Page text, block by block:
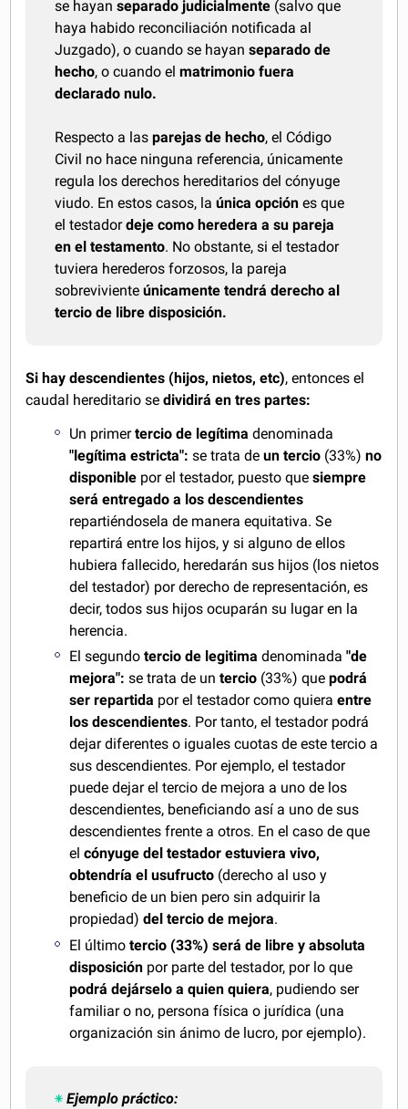
se hayanseparado judicialmente (salvo que
haya habido reconciliación notificada al
Juzgado), o cuando se hayanseparado de
hecho, o cuando elmatrimonio fuera
declarado nulo.
Respecto a lasparejas de hecho, el Código
Civil no hace ninguna referencia, únicamente
regula los derechos hereditarios del cónyuge
viudo. En estos casos, laúnica opción es que
el testadordeje como heredera a su pareja
en el testamento. No obstante, si el testador
tuviera herederos forzosos, la pareja
sobrevivienteúnicamente tendrá derecho al
tercio de libre disposición.
Si hay descendientes (hijos, nietos, etc), entonces el
caudal hereditario sedividirá en tres partes:
Un primertercio de legítimadenominada
"legítima estricta": se trata deun tercio (33%)no
disponible por el testador, puesto quesiempre
será entregado a los descendientes
repartiéndosela de manera equitativa. Se
repartirá entre los hijos, y si alguno de ellos
hubiera fallecido, heredarán sus hijos (los nietos
del testador) por derecho de representación, es
decir, todos sus hijos ocuparán su lugar en la
herencia.
El segundotercio de legitima denominada "de
mejora":se trata de untercio (33%) quepodrá
ser repartida por el testador como quiera entre
los descendientes. Por tanto, el testador podrá
dejar diferentes o iguales cuotas de este tercio a
sus descendientes. Por ejemplo, el testador
puede dejar el tercio de mejora a uno de los
descendientes, beneficiando así a uno de sus
descendientes frente a otros. En el caso de que
elcónyuge del testador estuviera vivo,
obtendría el usufructo (derecho al uso y
beneficio de un bien pero sin adquirir la
propiedad)del tercio de mejora.
El últimotercio (33%) será de libre y absoluta
disposición por parte del testador, por lo que
podrá dejárselo a quien quiera, pudiendo ser
familiar o no, persona física o jurídica (una
organización sin ánimo de lucro, por ejemplo).
Ejemplo práctico: